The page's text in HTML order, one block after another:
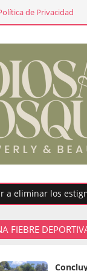
de Privacidad
los estigmas y
FIEBRE